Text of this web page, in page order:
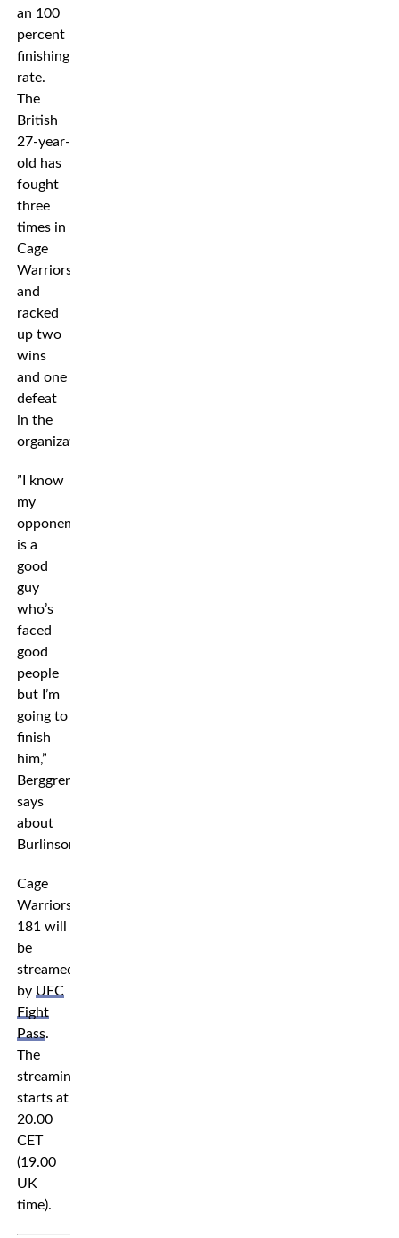
an 100
percent
finishing
rate.
The
British
27-year-
old has
fought
three
times in
Cage
Warriors
and
racked
up two
wins
and one
defeat
in the
organization.
”I know
my
opponent
is a
good
guy
who’s
faced
good
people
but I’m
going to
finish
him,”
Berggren
says
about
Burlinson.
Cage
Warriors
181 will
be
streamed
by UFC
Fight
Pass.
The
streaming
starts at
20.00
CET
(19.00
UK
time).